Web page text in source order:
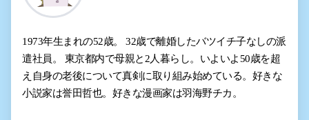
1973年生まれの52歳。 32歳で離婚したバツイチ子なしの派
遣社員。 東京都内で母親と2人暮らし。いよいよ50歳を超
え自身の老後について真剣に取り組み始めている。好きな
小説家は誉田哲也。好きな漫画家は羽海野チカ。